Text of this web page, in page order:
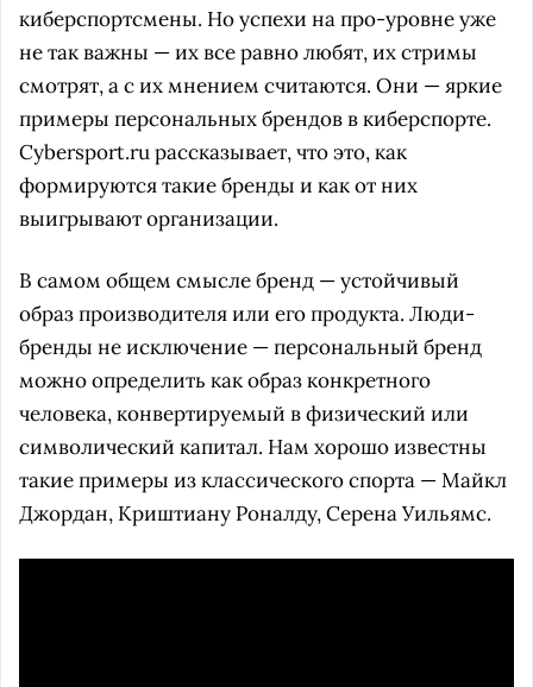
киберспортсмены. Но успехи на про-уровне уже
не так важны — их все равно любят, их стримы
смотрят, а с их мнением считаются. Они — яркие
примеры персональных брендов в киберспорте.
Cybersport.ru рассказывает, что это, как
формируются такие бренды и как от них
выигрывают организации.
В самом общем смысле бренд — устойчивый
образ производителя или его продукта. Люди-
бренды не исключение — персональный бренд
можно определить как образ конкретного
человека, конвертируемый в физический или
символический капитал. Нам хорошо известны
такие примеры из классического спорта — Майкл
Джордан, Криштиану Роналду, Серена Уильямс.